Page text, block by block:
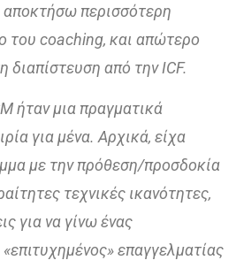
περισσότερη
του coaching, και απώτερο
από την ICF.
ήταν μια πραγματικά
για μένα. Αρχικά, είχα
με την πρόθεση/προσδοκία
τεχνικές ικανότητες,
για να γίνω ένας
επαγγελματίας